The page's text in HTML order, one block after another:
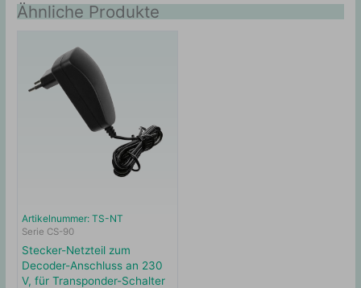
Ähnliche Produkte
Artikelnummer: TS-NT
Serie CS-90
Stecker-Netzteil zum
Decoder-Anschluss an 230
V, für Transponder-Schalter